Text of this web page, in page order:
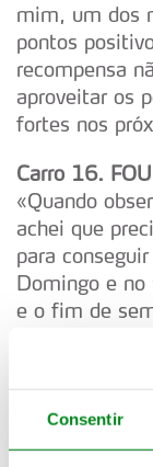
Consentir
mim, um dos
pontos
recompensa
aproveitar os
fortes nos
Carro 16.
«Quando
achei que
para
Domingo e no
e o fim de
dificuldades
Carro 1.